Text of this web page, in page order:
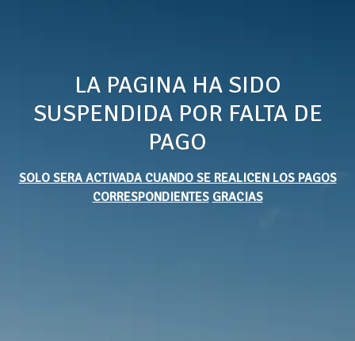
LA PAGINA HA SIDO
SUSPENDIDA POR FALTA DE
PAGO
SOLO SERA ACTIVADA CUANDO SE REALICEN LOS PAGOS
CORRESPONDIENTES GRACIAS